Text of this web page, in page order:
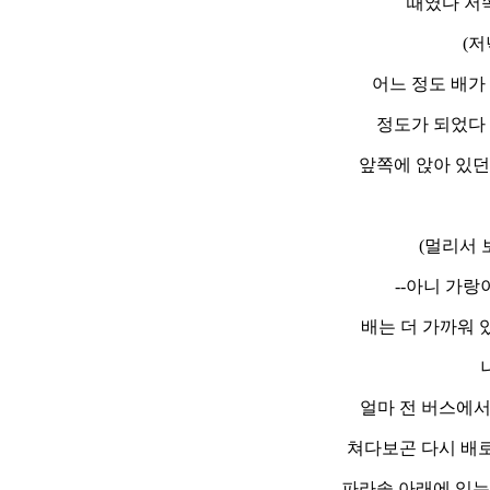
(저
어느 정도 배
정도가 되었
앞쪽에 앉아 있
(멀리서
--아니 가랑
배는 더 가까워
얼마 전 버스에
쳐다보곤 다시 배